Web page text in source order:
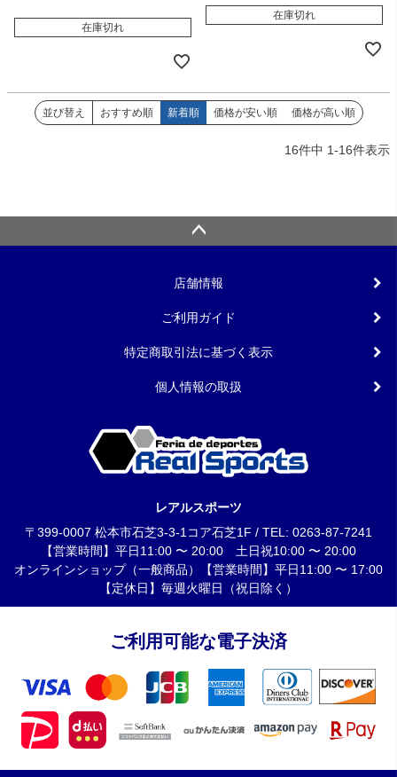
在庫切れ
在庫切れ
並び替え おすすめ順 新着順 価格が安い順 価格が高い順
16件中 1-16件表示
店舗情報
ご利用ガイド
特定商取引法に基づく表示
個人情報の取扱
レアルスポーツ
〒399-0007 松本市石芝3-3-1コア石芝1F / TEL: 0263-87-7241
【営業時間】平日11:00 〜 20:00 土日祝10:00 〜 20:00
オンラインショップ（一般商品）【営業時間】平日11:00 〜 17:00
【定休日】毎週火曜日（祝日除く）
ご利用可能な電子決済